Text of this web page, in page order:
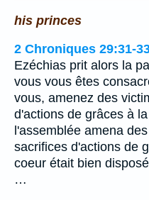
his princes
2 Chroniques 29:31-
Ezéchias prit alors la
vous vous êtes
vous, amenez des
d'actions de grâces à
l'assemblée amena
sacrifices d'actions de
coeur était bien
…